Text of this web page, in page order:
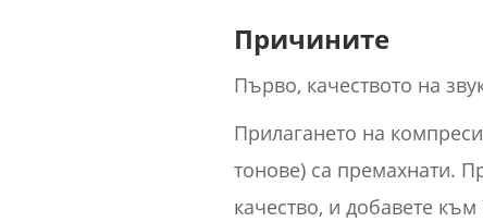
Причините
Първо, качеството на
Прилагането на
тонове) са премахнати.
качество, и добавете